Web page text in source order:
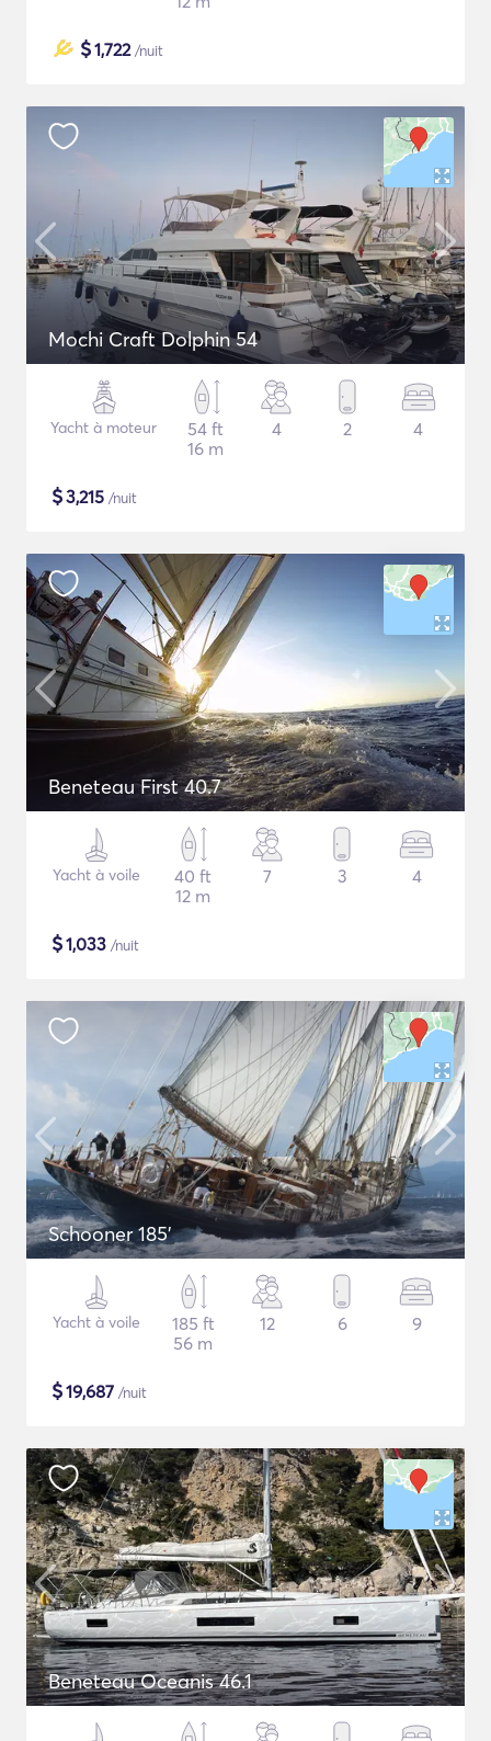
$1,722/nuit
Mochi Craft Dolphin 54
Yacht à moteur
54 ft
16 m
4 2 4
$3,215 /nuit
Beneteau First 40.7
Yacht à voile
40 ft
12 m
7 3 4
$1,033 /nuit
Schooner 185'
Yacht à voile
185 ft
56 m
12 6 9
$19,687 /nuit
Beneteau Oceanis 46.1